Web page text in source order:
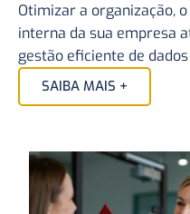
Otimizar a organização,
interna da sua empresa
gestão eficiente de
SAIBA MAIS +